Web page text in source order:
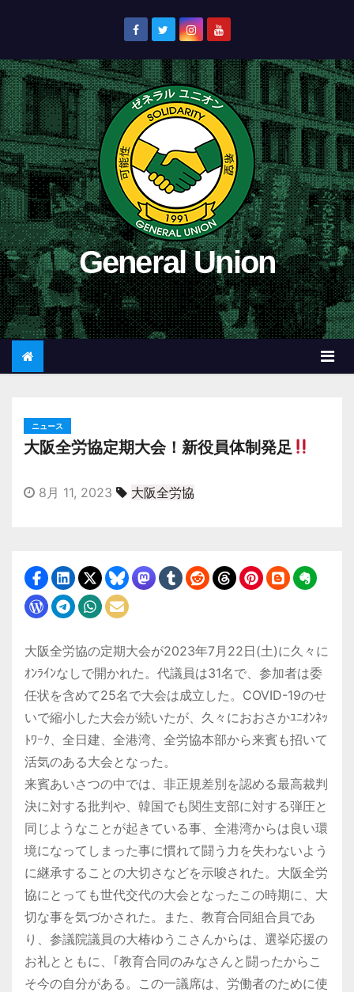
ン
ツ
へ
ス
キ
ッ
プ
General Union
ニュース
大阪全労協定期大会！新役員体制発足
8月 11, 2023 大阪全労協
大阪全労協の定期大会が2023年7月22日(土)に久々に
ｵﾝﾗｲﾝなしで開かれた。代議員は31名で、参加者は委
任状を含めて25名で大会は成立した。COVID-19のせ
いで縮小した大会が続いたが、久々におおさかﾕﾆｵﾝﾈｯ
ﾄﾜｰｸ、全日建、全港湾、全労協本部から来賓も招いて
活気のある大会となった。
来賓あいさつの中では、非正規差別を認める最高裁判
決に対する批判や、韓国でも関生支部に対する弾圧と
同じようなことが起きている事、全港湾からは良い環
境になってしまった事に慣れて闘う力を失わないよう
に継承することの大切さなどを示唆された。大阪全労
協にとっても世代交代の大会となったこの時期に、大
切な事を気づかされた。また、教育合同組合員であ
り、参議院議員の大椿ゆうこさんからは、選挙応援の
お礼とともに、｢教育合同のみなさんと闘ったからこ
そ今の自分がある。この一議席は、労働者のために使